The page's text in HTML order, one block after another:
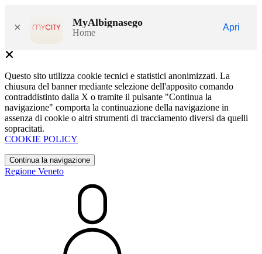
× MyAlbignasego
Home
Apri
Questo sito utilizza cookie tecnici e statistici anonimizzati. La
chiusura del banner mediante selezione dell'apposito comando
contraddistinto dalla X o tramite il pulsante "Continua la
navigazione" comporta la continuazione della navigazione in
assenza di cookie o altri strumenti di tracciamento diversi da quelli
sopracitati.
COOKIE POLICY
Continua la navigazione
Regione Veneto